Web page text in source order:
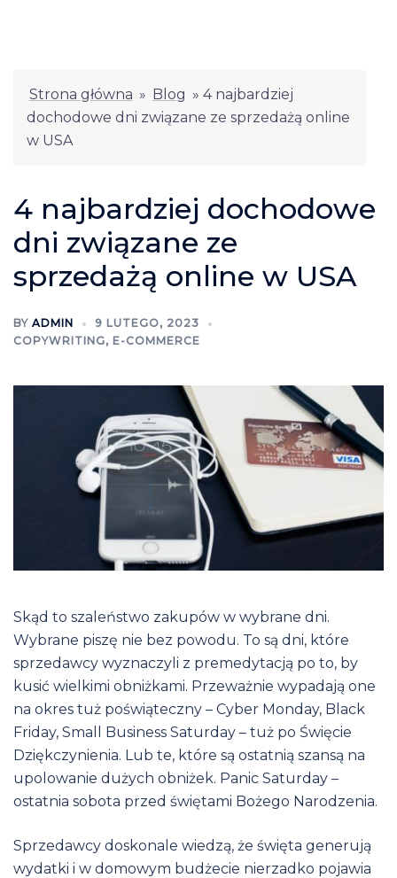
Strona główna » Blog » 4 najbardziej
dochodowe dni związane ze sprzedażą online
w USA
4 najbardziej dochodowe
dni związane ze
sprzedażą online w USA
BY ADMIN
9 LUTEGO, 2023
COPYWRITING, E-COMMERCE
Skąd to szaleństwo zakupów w wybrane dni.
Wybrane piszę nie bez powodu. To są dni, które
sprzedawcy wyznaczyli z premedytacją po to, by
kusić wielkimi obniżkami. Przeważnie wypadają one
na okres tuż poświąteczny – Cyber Monday, Black
Friday, Small Business Saturday – tuż po Święcie
Dziękczynienia. Lub te, które są ostatnią szansą na
upolowanie dużych obniżek. Panic Saturday –
ostatnia sobota przed świętami Bożego Narodzenia.
Sprzedawcy doskonale wiedzą, że święta generują
wydatki i w domowym budżecie nierzadko pojawia